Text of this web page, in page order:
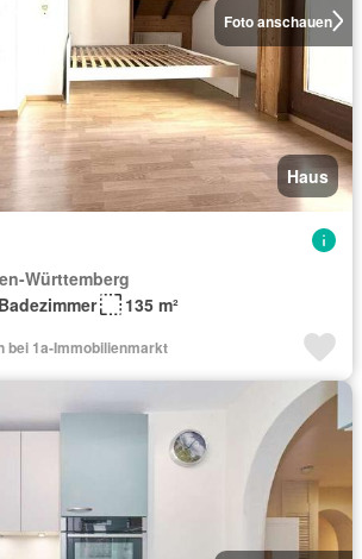
Foto anschauen
Haus
Württemberg
135 m²
bei 1a-Immobilienmarkt